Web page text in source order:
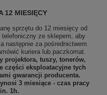
12 MIESIĘCY
sprzętu do 12 miesięcy od
ze sklepem, aby
następnie za pośrednictwem
kuriera lub paczkomat.
projektora, tuszy, tonerów,
części eksploatacyjne tych
gwarancji producenta.
3 miesiące - czas pracy
1h.